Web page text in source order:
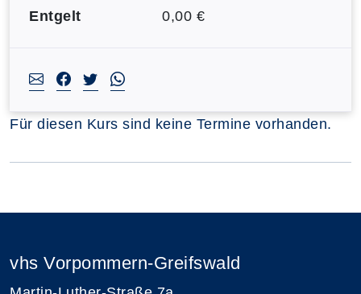
Entgelt 0,00 €
Für diesen Kurs sind keine Termine vorhanden.
vhs Vorpommern-Greifswald